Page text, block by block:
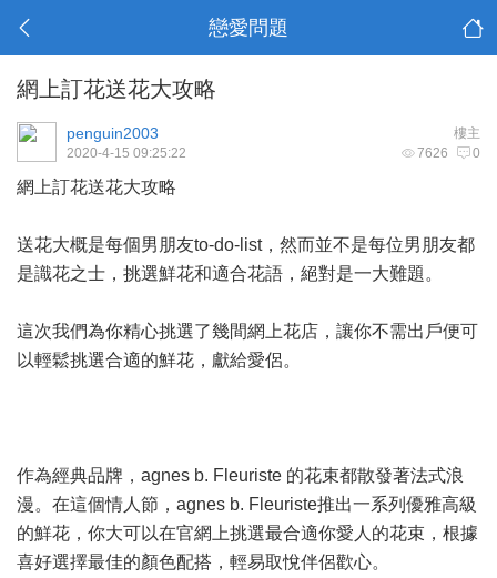
戀愛問題
網上訂花送花大攻略
樓主
penguin2003
7626 0
2020-4-15 09:25:22
網上訂花送花大攻略
送花大概是每個男朋友to-do-list，然而並不是每位男朋友都
是識花之士，挑選鮮花和適合花語，絕對是一大難題。
這次我們為你精心挑選了幾間網上花店，讓你不需出戶便可
以輕鬆挑選合適的鮮花，獻給愛侶。
作為經典品牌，agnes b. Fleuriste 的花束都散發著法式浪
漫。在這個情人節，agnes b. Fleuriste推出一系列優雅高級
的鮮花，你大可以在官網上挑選最合適你愛人的花束，根據
喜好選擇最佳的顏色配搭，輕易取悅伴侶歡心。